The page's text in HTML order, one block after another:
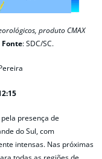
produto CMAX
Fonte: SDC/SC.
presença de
do Sul, com
intensas. Nas próximas